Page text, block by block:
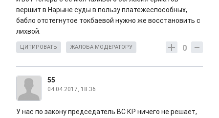
вершит в Нарыне суды в пользу платежеспособных,
бабло отстегнутое токбаевой нужно же восстановить с
лихвой.
0
ЦИТИРОВАТЬ ЖАЛОБА МОДЕРАТОРУ
55
04.04.2017, 18:36
У нас по закону председатель ВС КР ничего не решает,